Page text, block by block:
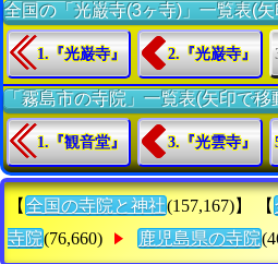
全国の「光巌寺(3ヶ寺)」一覧表(
1.『光巌寺』 2.『光巌寺』
「霧島市の寺院」一覧表(矢印で移
1.『観音堂』 3.『光雲寺』
【 全国の寺院と神社(157,167)】 【
寺院(76,660) 鹿児島県の寺院